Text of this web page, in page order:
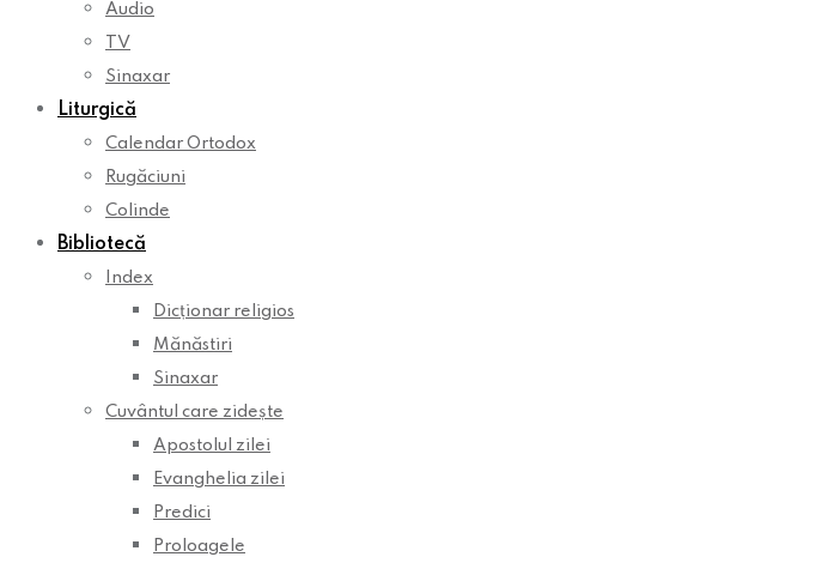
Audio
TV
Sinaxar
Liturgică
Calendar Ortodox
Rugăciuni
Colinde
Bibliotecă
Index
Dicționar religios
Mănăstiri
Sinaxar
Cuvântul care zidește
Apostolul zilei
Evanghelia zilei
Predici
Proloagele